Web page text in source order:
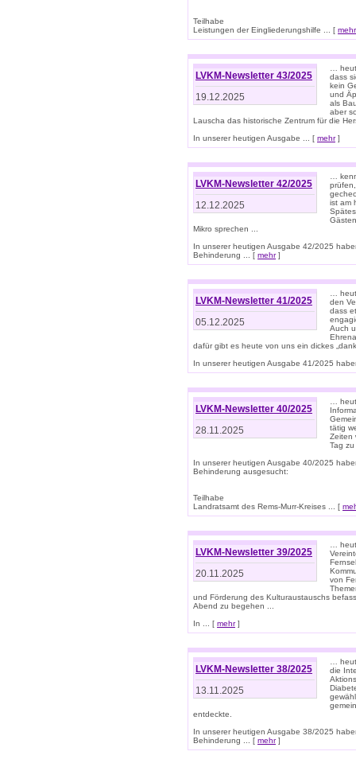
Teilhabe
Leistungen der Eingliederungshilfe ... [ mehr
LVKM-Newsletter 43/2025
19.12.2025
…
dass
kein
und
als
aber
Lauscha das historische Zentrum für die
In unserer heutigen Ausgabe ... [ mehr]
LVKM-Newsletter 42/2025
12.12.2025
…
ist am
Mikro sprechen ...
In unserer heutigen Ausgabe 42/2025
Behinderung ... [ mehr]
LVKM-Newsletter 41/2025
05.12.2025
…
den
dass
Auch
dafür gibt es heute von uns ein dickes
In unserer heutigen Ausgabe 41/2025
LVKM-Newsletter 40/2025
28.11.2025
…
tätig
Zeiten
Tag
In unserer heutigen Ausgabe 40/2025
Behinderung ausgesucht:
Teilhabe
Landratsamt des Rems-Murr-Kreises ... [
LVKM-Newsletter 39/2025
20.11.2025
…
von
und Förderung des Kulturaustauschs
Abend zu begehen ...
In ... [ mehr]
LVKM-Newsletter 38/2025
13.11.2025
…
die
entdeckte.
In unserer heutigen Ausgabe 38/2025
Behinderung ... [ mehr]